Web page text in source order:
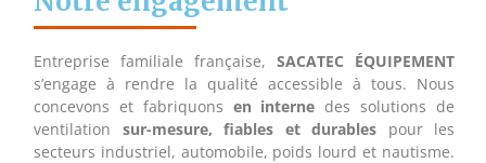
Entreprise familiale française, SACATEC ÉQUIPEMENT
s’engage à rendre la qualité accessible à tous. Nous
concevons et fabriquons en interne des solutions de
ventilation sur-mesure, fiables et durables pour les
secteurs industriel, automobile, poids lourd et nautisme.